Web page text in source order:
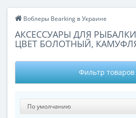
Воблеры Bearking в Украине
АКСЕССУАРЫ ДЛЯ
ЦВЕТ БОЛОТНЫЙ,
Фильтр товаров